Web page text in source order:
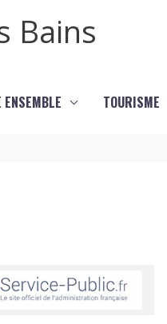
Bains
ENSEMBLE TOURISME